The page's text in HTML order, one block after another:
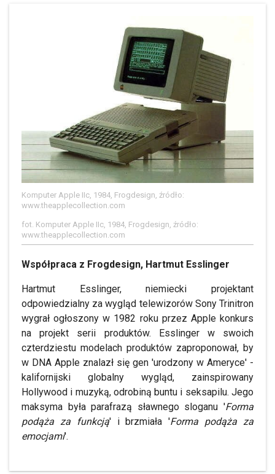
Komputer Apple IIc, 1984, Frogdesign, źródło:
www.theapplecollection.com
fot. Komputer Apple IIc, 1984, Frogdesign, źródło:
www.theapplecollection.com
Współpraca z Frogdesign, Hartmut Esslinger
Hartmut Esslinger, niemiecki projektant
odpowiedzialny za wygląd telewizorów Sony Trinitron
wygrał ogłoszony w 1982 roku przez Apple konkurs
na projekt serii produktów. Esslinger w swoich
czterdziestu modelach produktów zaproponował, by
w DNA Apple znalazł się gen 'urodzony w Ameryce' -
kalifornijski globalny wygląd, zainspirowany
Hollywood i muzyką, odrobiną buntu i seksapilu. Jego
maksyma była parafrazą sławnego sloganu 'Forma
podąża za funkcją' i brzmiała 'Forma podąża za
emocjami'.